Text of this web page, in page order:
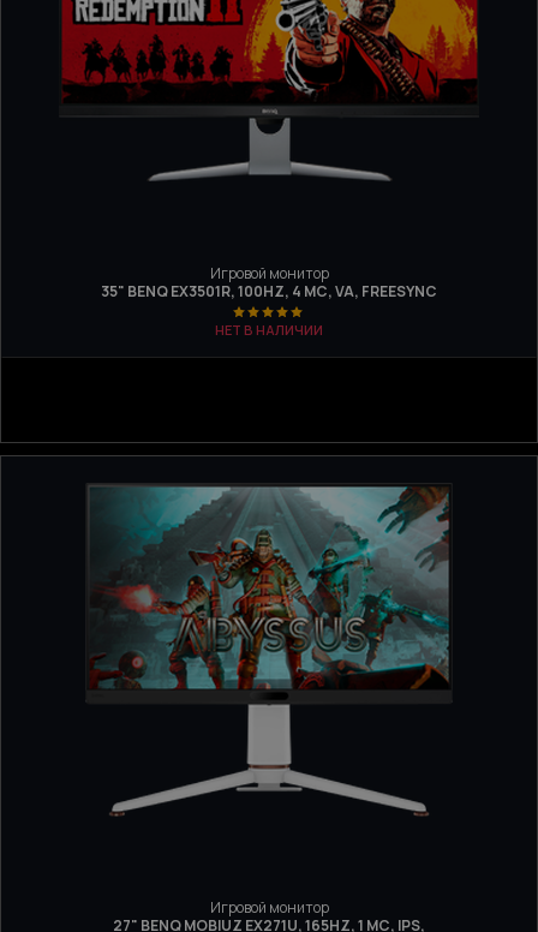
Игровой монитор
35" BENQ EX3501R, 100HZ, 4 МС, VA, FREESYNC
НЕТ В НАЛИЧИИ
Игровой монитор
27" BENQ MOBIUZ EX271U, 165HZ, 1 МС, IPS,